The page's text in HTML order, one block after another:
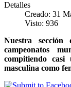
Detalles
Creado: 31
Visto: 936
Nuestra
campeonatos
compitiendo casi
masculina como